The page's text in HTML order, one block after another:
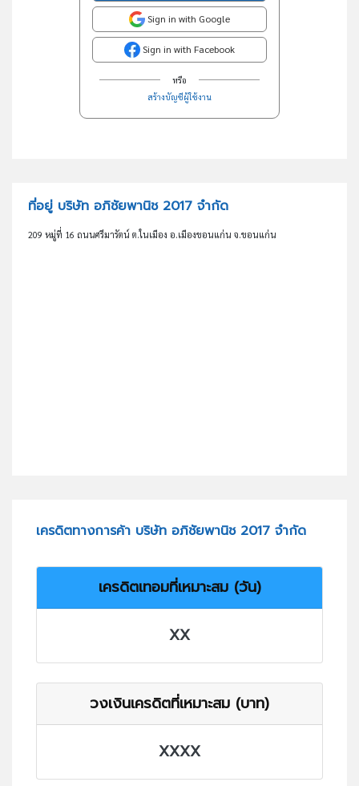
Sign in with Google
Sign in with Facebook
หรือ
สร้างบัญชีผู้ใช้งาน
ที่อยู่ บริษัท อภิชัยพานิช 2017 จำกัด
209 หมู่ที่ 16 ถนนศรีมารัตน์ ต.ในเมือง อ.เมืองขอนแก่น จ.ขอนแก่น
เครดิตทางการค้า บริษัท อภิชัยพานิช 2017 จำกัด
เครดิตเทอมที่เหมาะสม (วัน)
XX
วงเงินเครดิตที่เหมาะสม (บาท)
XXXX